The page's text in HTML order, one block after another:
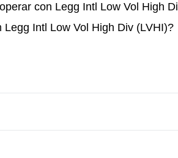
con Legg Intl Low Vol High
Intl Low Vol High Div (LVHI)?